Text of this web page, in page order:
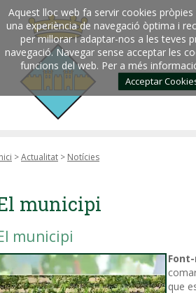
Aquest lloc web fa servir cookies
una experiència de navegació òptima i
per millorar i adaptar-nos a les teves
navegació. Navegar sense acceptar les
funcions del web. Per a més
Acceptar
>Actualitat > Notícies
municipi
municipi
que